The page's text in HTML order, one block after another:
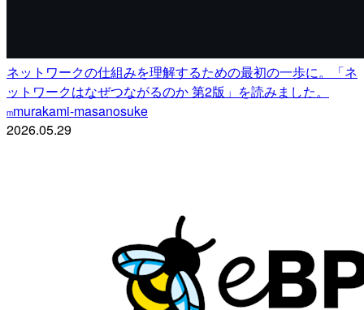
ネットワークの仕組みを理解するための最初の一歩に。「ネ
ットワークはなぜつながるのか 第2版」を読みました。
mmurakami-masanosuke
2026.05.29